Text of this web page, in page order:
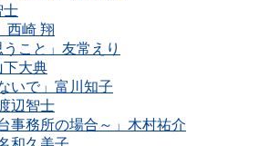
士
西崎 翔
こと」友常えり
下大典
いで」富川知子
辺智士
事務所の場合～」木村祐介